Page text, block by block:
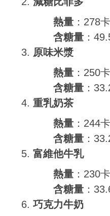
熱量 ：278卡
含糖量 ：
原味米漿
熱量 ：250卡
含糖量 ：
重乳奶茶
熱量 ：244卡
含糖量 ：
富維他牛乳
熱量 ：230卡
含糖量 ：
巧克力牛奶